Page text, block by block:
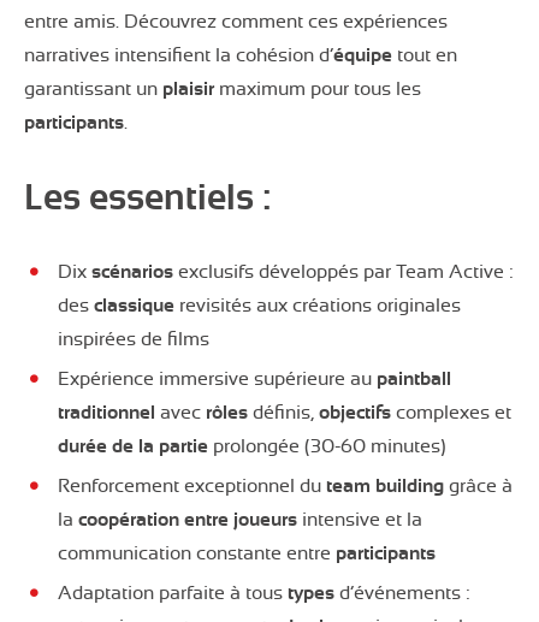
entre amis. Découvrez comment ces expériences
narratives intensifient la cohésion d’équipe tout en
garantissant un plaisirmaximum pour tous les
participants.
Les essentiels :
Dix scénarios exclusifs développés par Team Active :
des classique revisités aux créations originales
inspirées de films
Expérience immersive supérieure au paintball
traditionnel avec rôles définis, objectifs complexes et
durée de la partie prolongée (30-60 minutes)
Renforcement exceptionnel du team building grâce à
la coopération entre joueurs intensive et la
communication constante entre participants
Adaptation parfaite à tous types d’événements :